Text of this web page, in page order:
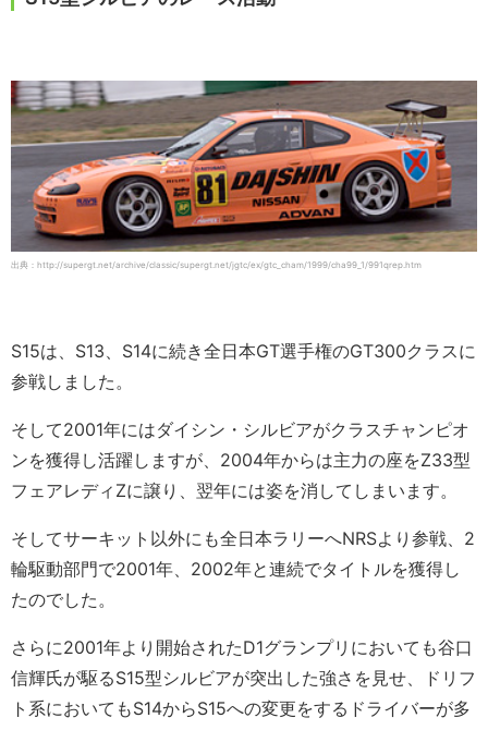
出典：http://supergt.net/archive/classic/supergt.net/jgtc/ex/gtc_cham/1999/cha99_1/991qrep.htm
S15は、S13、S14に続き全日本GT選手権のGT300クラスに
参戦しました。
そして2001年にはダイシン・シルビアがクラスチャンピオ
ンを獲得し活躍しますが、2004年からは主力の座をZ33型
フェアレディZに譲り、翌年には姿を消してしまいます。
そしてサーキット以外にも全日本ラリーへNRSより参戦、2
輪駆動部門で2001年、2002年と連続でタイトルを獲得し
たのでした。
さらに2001年より開始されたD1グランプリにおいても谷口
信輝氏が駆るS15型シルビアが突出した強さを見せ、ドリフ
ト系においてもS14からS15への変更をするドライバーが多